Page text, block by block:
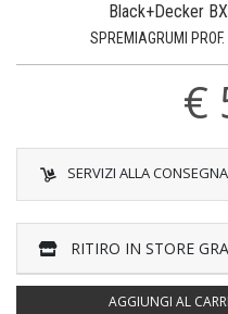
Black+Decker
SPREMIAGRUMI
€
SERVIZI ALLA CONSEGNA
RITIRO IN STORE
AGGIUNGI AL